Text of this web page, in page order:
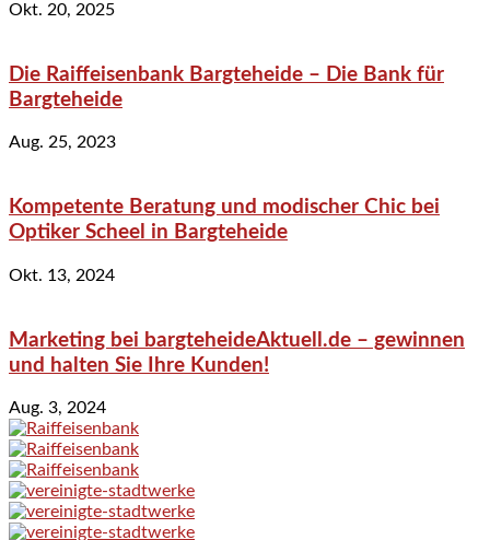
Okt. 20, 2025
Die Raiffeisenbank Bargteheide – Die Bank für
Bargteheide
Aug. 25, 2023
Kompetente Beratung und modischer Chic bei
Optiker Scheel in Bargteheide
Okt. 13, 2024
Marketing bei bargteheideAktuell.de – gewinnen
und halten Sie Ihre Kunden!
Aug. 3, 2024